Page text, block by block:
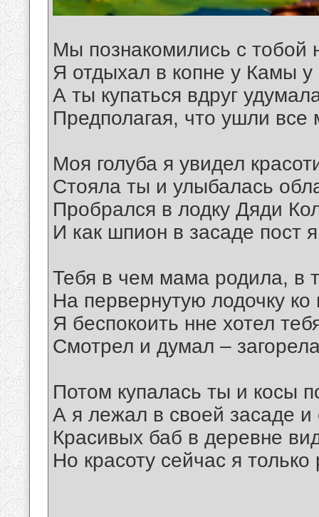
Мы познакомились с тобой
Я отдыхал в копне у Камы у
А ты купаться вдруг
Предполагая, что ушли все
Моя голуба я увидел
Стояла ты и улыбалась
Пробрался в лодку Дяди
И как шпион в засаде пост
Тебя в чем мама родила, в
На первернутую лодочку ко
Я беспокоить нне хотел
Смотрел и думал –
Потом купалась ты и косы
А я лежал в своей засаде и
Красивых баб в деревне
Но красоту сейчас я только